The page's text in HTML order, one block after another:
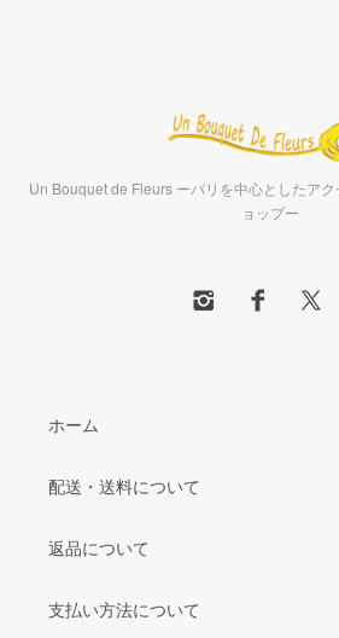
Un Bouquet de Fleurs ーパリを中心としたア
ョップー
ホーム
配送・送料について
返品について
支払い方法について